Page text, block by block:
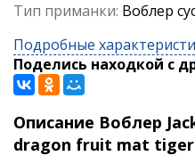
Тип приманки: Воблер
Подробные
Поделись находкой с
Описание Воблер
dragon fruit mat tiger